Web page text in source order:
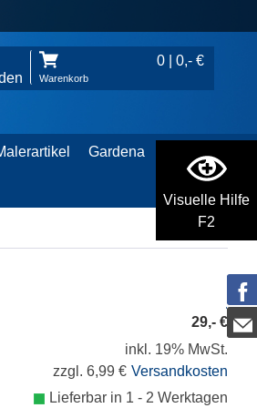
Visuelle Hilfe
F2
0 | 0,- €
Warenkorb
Gardena
29,- €
inkl. 19% MwSt.
zzgl. 6,99 € Versandkosten
Lieferbar in 1 - 2 Werktagen